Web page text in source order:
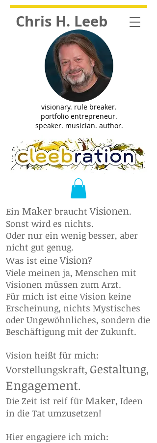
Chris H. Leeb
visionary. rule breaker.
portfolio entrepreneur.
speaker. musician. author.
Ein Maker brauchtVisionen.
Sonst wird es nichts.
Oder nur ein wenig besser, aber
nicht gut genug.
Was ist eineVision?
Viele meinen ja, Menschen mit
Visionen müssen zum Arzt.
Für mich ist eine Vision keine
Erscheinung, nichts Mystisches
oder Ungewöhnliches, sondern die
Beschäftigung mit der Zukunft.
Vision heißt für mich:
Vorstellungskraft, Gestaltung,
Engagement.
Die Zeit ist reif für Maker, Ideen
in die Tat umzusetzen!
Hier engagiere ich mich: